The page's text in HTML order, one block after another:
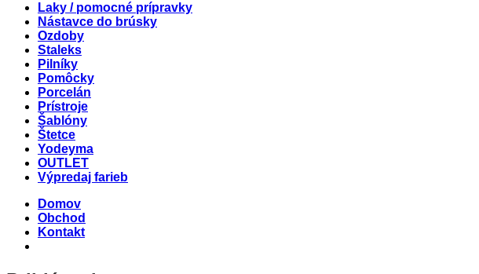
Laky / pomocné prípravky
Nástavce do brúsky
Ozdoby
Staleks
Pilníky
Pomôcky
Porcelán
Prístroje
Šablóny
Štetce
Yodeyma
OUTLET
Výpredaj farieb
Domov
Obchod
Kontakt